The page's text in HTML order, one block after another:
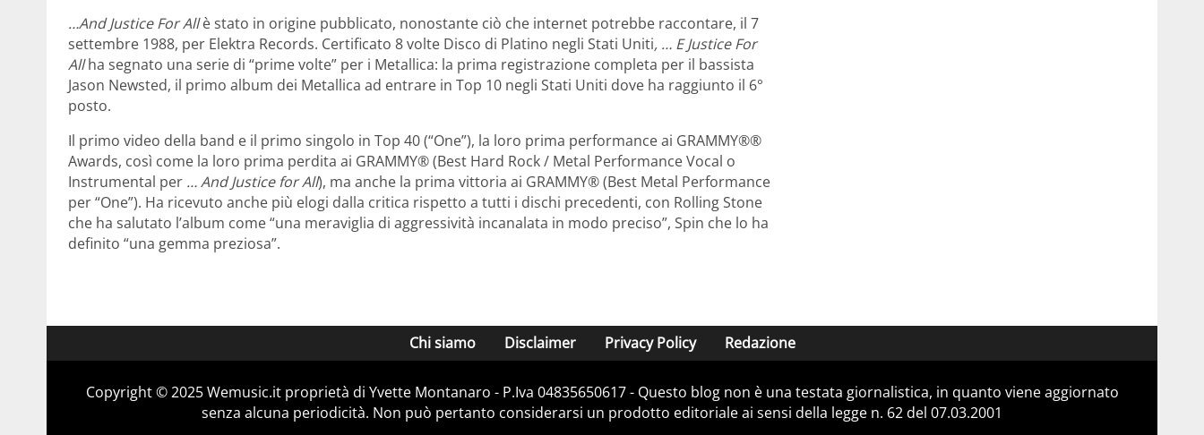
…And Justice For Allè stato in origine pubblicato, nonostante ciò che internet potrebbe raccontare, il 7
settembre 1988, per Elektra Records. Certificato 8 volte Disco di Platino negli Stati Uniti, … E Justice For
Allha segnato una serie di “prime volte” per i Metallica: la prima registrazione completa per il bassista
Jason Newsted, il primo album dei Metallica ad entrare in Top 10 negli Stati Uniti dove ha raggiunto il 6°
posto.
Il primo video della band e il primo singolo in Top 40 (“One”), la loro prima performance ai GRAMMY®®
Awards, così come la loro prima perdita ai GRAMMY®️ (Best Hard Rock / Metal Performance Vocal o
Instrumental per … And Justice for All), ma anche la prima vittoria ai GRAMMY®️ (Best Metal Performance
per “One”). Ha ricevuto anche più elogi dalla critica rispetto a tutti i dischi precedenti, con Rolling Stone
che ha salutato l’album come “una meraviglia di aggressività incanalata in modo preciso”, Spin che lo ha
definito “una gemma preziosa”.
Chi siamo Disclaimer Privacy Policy Redazione
Copyright © 2025 Wemusic.it proprietà di Yvette Montanaro - P.Iva 04835650617 - Questo blog non è una testata giornalistica, in quanto viene aggiornato
senza alcuna periodicità. Non può pertanto considerarsi un prodotto editoriale ai sensi della legge n. 62 del 07.03.2001